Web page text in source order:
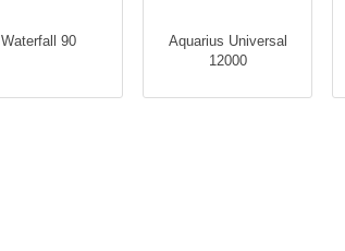
Waterfall 90
Aquarius Universal
12000